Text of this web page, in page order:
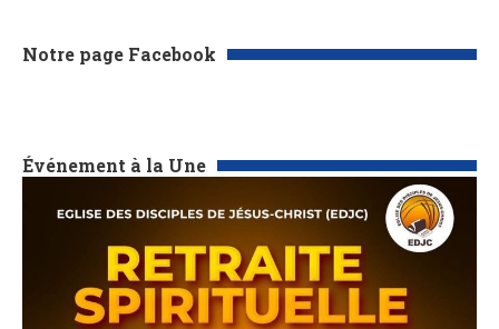
Notre page Facebook
Événement à la Une